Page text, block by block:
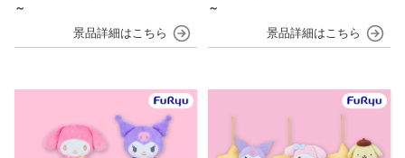
～
～